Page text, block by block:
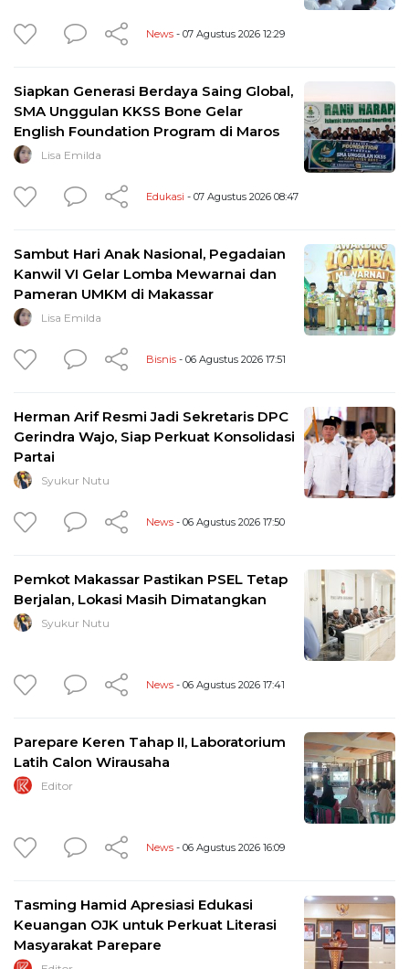
News - 07 Agustus 2026 12:29
Siapkan Generasi Berdaya Saing Global,
SMA Unggulan KKSS Bone Gelar
English Foundation Program di Maros
Lisa Emilda
Edukasi - 07 Agustus 2026 08:47
Sambut Hari Anak Nasional, Pegadaian
Kanwil VI Gelar Lomba Mewarnai dan
Pameran UMKM di Makassar
Lisa Emilda
Bisnis - 06 Agustus 2026 17:51
Herman Arif Resmi Jadi Sekretaris DPC
Gerindra Wajo, Siap Perkuat Konsolidasi
Partai
Syukur Nutu
News - 06 Agustus 2026 17:50
Pemkot Makassar Pastikan PSEL Tetap
Berjalan, Lokasi Masih Dimatangkan
Syukur Nutu
News - 06 Agustus 2026 17:41
Parepare Keren Tahap II, Laboratorium
Latih Calon Wirausaha
Editor
News - 06 Agustus 2026 16:09
Tasming Hamid Apresiasi Edukasi
Keuangan OJK untuk Perkuat Literasi
Masyarakat Parepare